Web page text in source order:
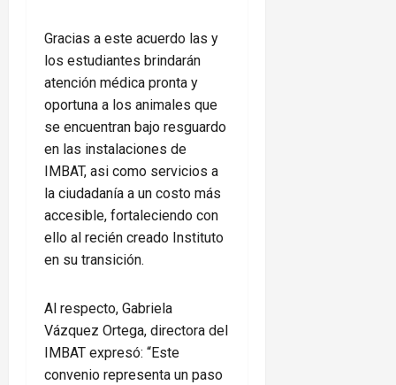
Gracias a este acuerdo las y
los estudiantes brindarán
atención médica pronta y
oportuna a los animales que
se encuentran bajo resguardo
en las instalaciones de
IMBAT, asi como servicios a
la ciudadanía a un costo más
accesible, fortaleciendo con
ello al recién creado Instituto
en su transición.
Al respecto, Gabriela
Vázquez Ortega, directora del
IMBAT expresó: “Este
convenio representa un paso